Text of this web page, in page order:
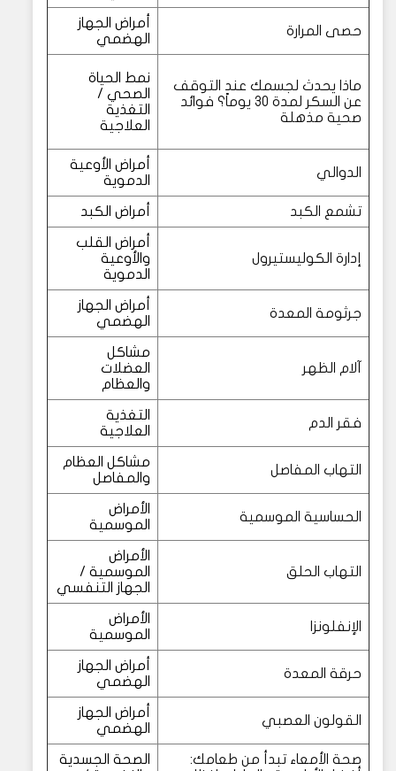
حصى المرارة
أمراض الجهاز
الهضمي
ماذا يحدث لجسمك عند التوقف
عن السكر لمدة 30 يوماً؟ فوائد
صحية مذهلة
نمط الحياة
الصحي /
التغذية
العلاجية
الدوالي
أمراض الأوعية
الدموية
تشمع الكبد أمراض الكبد
إدارة الكوليستيرول
أمراض القلب
والأوعية
الدموية
جرثومة المعدة
أمراض الجهاز
الهضمي
آلام الظهر
مشاكل
العضلات
والعظام
فقر الدم
التغذية
العلاجية
التهاب المفاصل
مشاكل العظام
والمفاصل
الحساسية الموسمية
الأمراض
الموسمية
التهاب الحلق
الأمراض
الموسمية /
الجهاز التنفسي
الإنفلونزا
الأمراض
الموسمية
حرقة المعدة
أمراض الجهاز
الهضمي
القولون العصبي
أمراض الجهاز
الهضمي
صحة الأمعاء تبدأ من طعامك:
الصحة الجسدية